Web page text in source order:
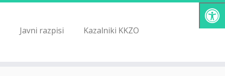
Javni razpisi
Kazalniki KKZO